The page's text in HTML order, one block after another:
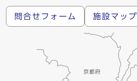
問合せフォーム 施設マップ